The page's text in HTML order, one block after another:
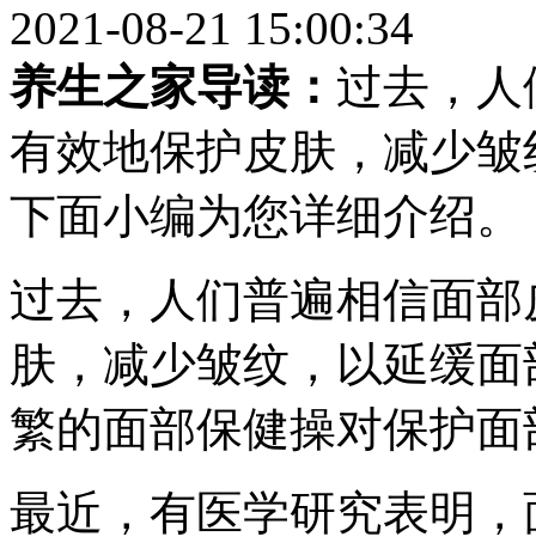
2021-08-21 15:00:34
养生之家导读： 过去，
有效地保护皮肤，减少
下面小编为您详细介绍。
过去，人们普遍相信面
肤，减少皱纹，以延缓
繁的面部保健操对保护
最近，有医学研究表明